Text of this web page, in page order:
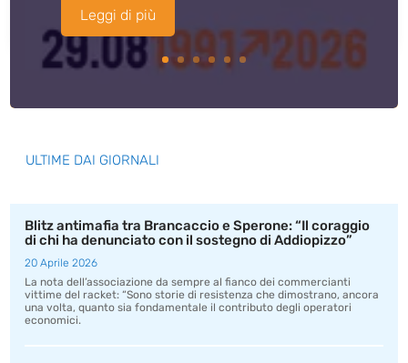
Leggi di più
ULTIME DAI GIORNALI
Blitz antimafia tra Brancaccio e Sperone: “Il coraggio
di chi ha denunciato con il sostegno di Addiopizzo”
20 Aprile 2026
La nota dell’associazione da sempre al fianco dei commercianti
vittime del racket: “Sono storie di resistenza che dimostrano, ancora
una volta, quanto sia fondamentale il contributo degli operatori
economici.